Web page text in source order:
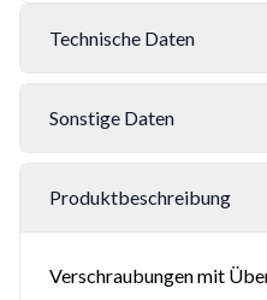
Technische Daten
Sonstige Daten
Produktbeschreibung
Verschraubungen mit